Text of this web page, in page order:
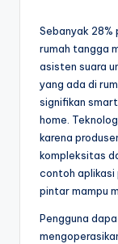
Sebanyak 28%
rumah tangga
asisten suara
yang ada di
signifikan
home.
karena
kompleksitas
contoh
pintar mampu
Pengguna